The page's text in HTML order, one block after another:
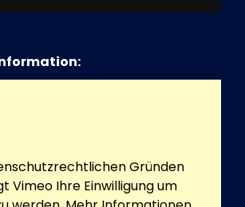
Gründen
Vimeo Ihre Einwilligung um